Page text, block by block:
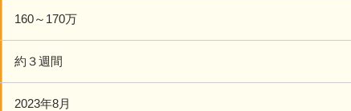
160～170万
約３週間
2023年8月